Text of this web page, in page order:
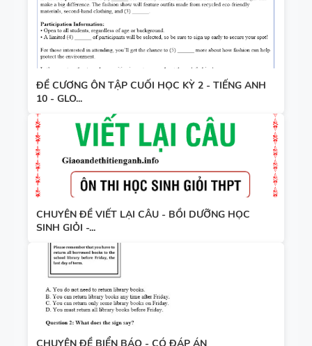
ĐỀ CƯƠNG ÔN TẬP CUỐI HỌC KỲ 2 - TIẾNG ANH
10 - GLO...
CHUYÊN ĐỀ VIẾT LẠI CÂU - BỒI DƯỠNG HỌC
SINH GIỎI -...